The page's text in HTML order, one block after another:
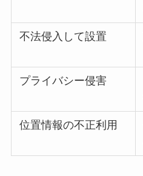
不法侵入して設置
プライバシー侵害
位置情報の不正利用